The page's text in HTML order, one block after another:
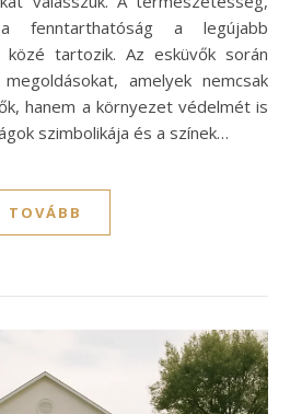
a legújabb
tartozik. Az esküvők során
amelyek nemcsak
hanem a környezet védelmét is
szimbolikája és a színek…
TOVÁBB